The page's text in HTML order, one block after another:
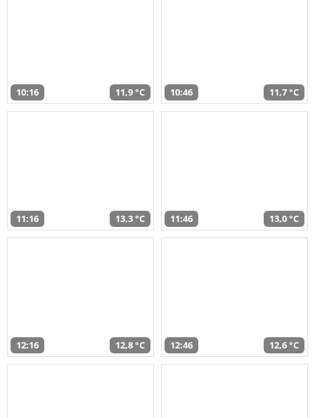
10:16 11,9 °C 10:46 11,7 °C
11:16 13,3 °C 11:46 13,0 °C
12:16 12,8 °C 12:46 12,6 °C